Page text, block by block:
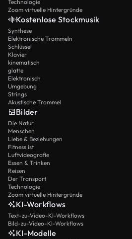
Technologie
Zoom virtuelle Hintergründe
Kostenlose Stockmusik
Synthese
Elektronische Trommeln
Schlüssel
Klavier
kinematisch
glatte
Elektronisch
Umgebung
Strings
Akustische Trommel
Bilder
Die Natur
Menschen
Liebe & Beziehungen
Fitness ist
Luftvideografie
Essen & Trinken
Reisen
Der Transport
Technologie
Zoom virtuelle Hintergründe
KI-Workflows
Text-zu-Video-KI-Workflows
Bild-zu-Video-KI-Workflows
KI-Modelle